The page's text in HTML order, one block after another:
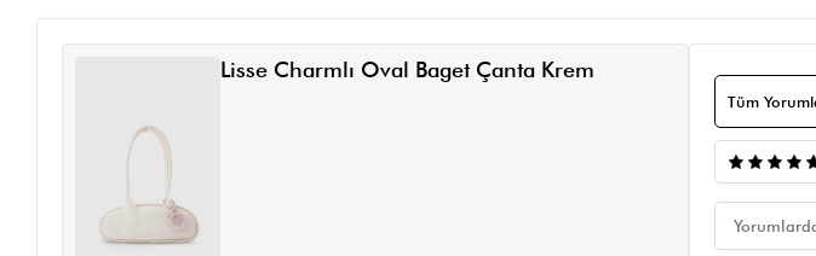
Lisse Charmlı Oval Baget Çanta Krem
Tüm